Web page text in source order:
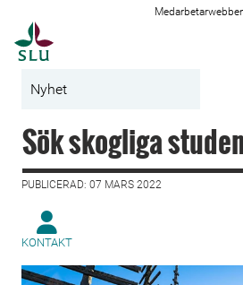
Nyhet
Sök skogliga
PUBLICERAD: 07 MARS 2022
KONTAKT